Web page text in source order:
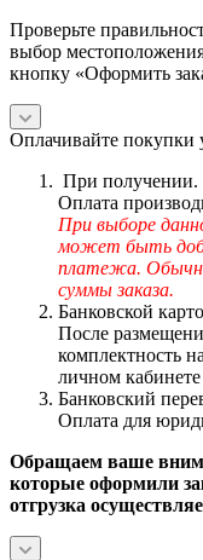
Проверьте
выбор
кнопку «Оформить
Оплачивайте покупки
При получении.
Оплата
При выборе
может быть
платежа.
суммы заказа.
Банковской
После
комплектность
личном кабинете
Банковский
Оплата для
Обращаем ваше
которые оформили
отгрузка